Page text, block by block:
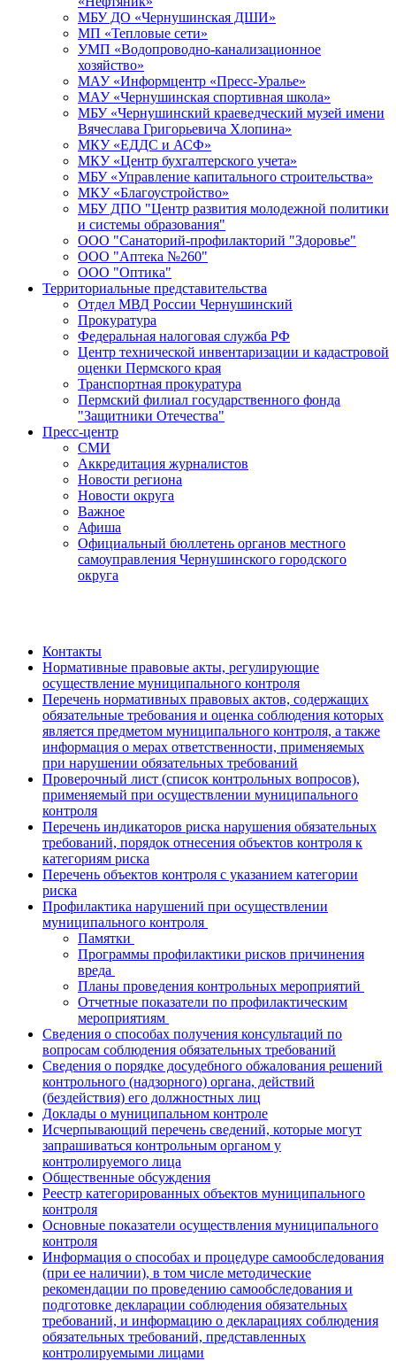
МБУ ДО «Чернушинская ДШИ»
МП «Тепловые сети»
УМП «Водопроводно-канализационное
хозяйство»
МАУ «Информцентр «Пресс-Уралье»
МАУ «Чернушинская спортивная школа»
МБУ «Чернушинский краеведческий музей имени
Вячеслава Григорьевича Хлопина»
МКУ «ЕДДС и АСФ»
МКУ «Центр бухгалтерского учета»
МБУ «Управление капитального строительства»
МКУ «Благоустройство»
МБУ ДПО "Центр развития молодежной политики
и системы образования"
ООО "Санаторий-профилакторий "Здоровье"
ООО "Аптека №260"
ООО "Оптика"
Территориальные представительства
Отдел МВД России Чернушинский
Прокуратура
Федеральная налоговая служба РФ
Центр технической инвентаризации и кадастровой
оценки Пермского края
Транспортная прокуратура
Пермский филиал государственного фонда
"Защитники Отечества"
Пресс-центр
СМИ
Аккредитация журналистов
Новости региона
Новости округа
Важное
Афиша
Официальный бюллетень органов местного
самоуправления Чернушинского городского
округа
Контакты
Нормативные правовые акты, регулирующие
осуществление муниципального контроля
Перечень нормативных правовых актов, содержащих
обязательные требования и оценка соблюдения которых
является предметом муниципального контроля, а также
информация о мерах ответственности, применяемых
при нарушении обязательных требований
Проверочный лист (список контрольных вопросов),
применяемый при осуществлении муниципального
контроля
Перечень индикаторов риска нарушения обязательных
требований, порядок отнесения объектов контроля к
категориям риска
Перечень объектов контроля с указанием категории
риска
Профилактика нарушений при осуществлении
муниципального контроля
Памятки
Программы профилактики рисков причинения
вреда
Планы проведения контрольных мероприятий
Отчетные показатели по профилактическим
мероприятиям
Сведения о способах получения консультаций по
вопросам соблюдения обязательных требований
Сведения о порядке досудебного обжалования решений
контрольного (надзорного) органа, действий
(бездействия) его должностных лиц
Доклады о муниципальном контроле
Исчерпывающий перечень сведений, которые могут
запрашиваться контрольным органом у
контролируемого лица
Общественные обсуждения
Реестр категорированных объектов муниципального
контроля
Основные показатели осуществления муниципального
контроля
Информация о способах и процедуре самообследования
(при ее наличии), в том числе методические
рекомендации по проведению самообследования и
подготовке декларации соблюдения обязательных
требований, и информацию о декларациях соблюдения
обязательных требований, представленных
контролируемыми лицами